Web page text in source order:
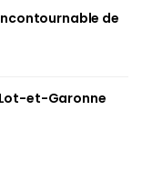
de
et-Garonne